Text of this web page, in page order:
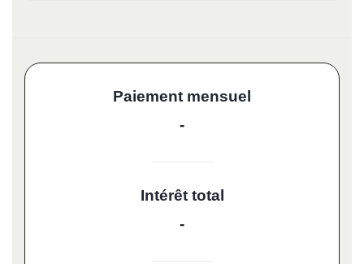
Paiement mensuel
-
Intérêt total
-